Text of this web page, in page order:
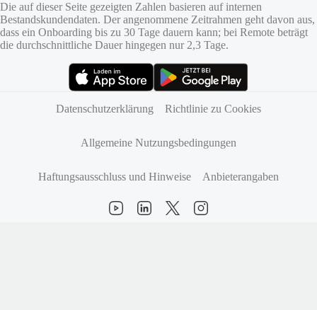
Die auf dieser Seite gezeigten Zahlen basieren auf internen
Bestandskundendaten. Der angenommene Zeitrahmen geht davon aus,
dass ein Onboarding bis zu 30 Tage dauern kann; bei Remote beträgt
die durchschnittliche Dauer hingegen nur 2,3 Tage.
Datenschutzerklärung
Richtlinie zu Cookies
Allgemeine Nutzungsbedingungen
Haftungsausschluss und Hinweise Anbieterangaben